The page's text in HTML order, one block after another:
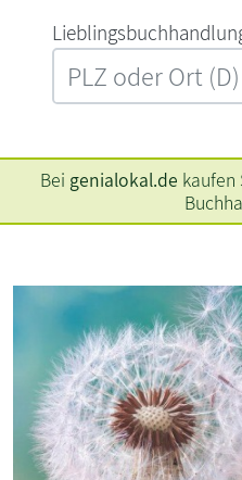
Bei genialokal.de kaufen